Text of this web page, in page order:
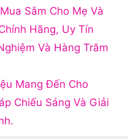
Sắm Cho Mẹ Và
Hãng, Uy Tín
Và Hàng Trăm
Mang Đến Cho
Chiếu Sáng Và Giải